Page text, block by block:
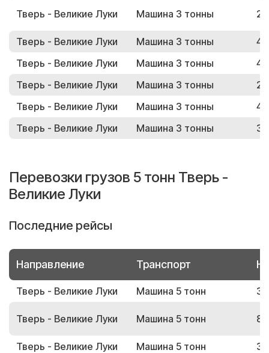
Тверь - Великие Луки Машина 3 тонны
Тверь - Великие Луки Машина 3 тонны
Тверь - Великие Луки
Машина 3 тонны
Тверь - Великие Луки
Машина 3 тонны
Тверь - Великие Луки
Машина 3 тонны
Тверь - Великие Луки
Машина 3 тонны
Перевозки грузов 5 тонн Тверь -
Великие Луки
Последние рейсы
Направление Транспорт
Тверь - Великие Луки Машина 5 тонн
Тверь - Великие Луки Машина 5 тонн
Тверь - Великие Луки Машина 5 тонн